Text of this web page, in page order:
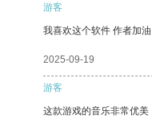
游客
我喜欢这个软件 作者加油
2025-09-19
游客
这款游戏的音乐非常优美